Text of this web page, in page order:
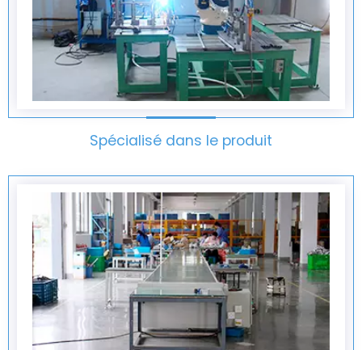
Spécialisé dans le produit